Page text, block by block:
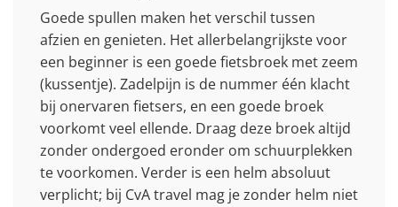
Goede spullen maken het verschil tussen
afzien en genieten. Het allerbelangrijkste voor
een beginner is een goede fietsbroek met zeem
(kussentje). Zadelpijn is de nummer één klacht
bij onervaren fietsers, en een goede broek
voorkomt veel ellende. Draag deze broek altijd
zonder ondergoed eronder om schuurplekken
te voorkomen. Verder is een helm absoluut
verplicht; bij CvA travel mag je zonder helm niet